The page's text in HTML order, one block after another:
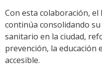
Con esta colaboración,
continúa consolidando
sanitario en la ciudad,
prevención, la educación
accesible.